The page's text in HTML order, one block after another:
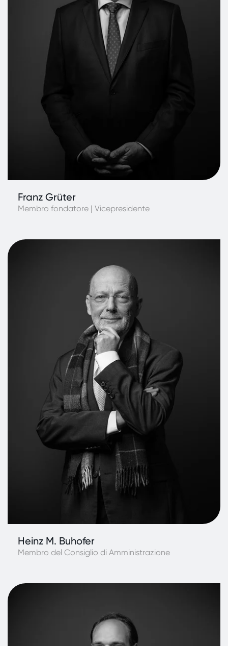
Franz Grüter
Membro fondatore | Vicepresidente
Heinz M. Buhofer
Membro del Consiglio di Amministrazione